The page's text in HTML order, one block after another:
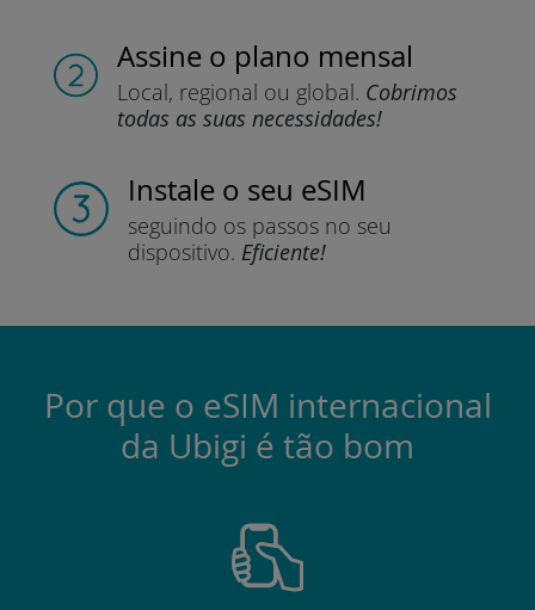
Assine o plano mensal
Local, regional ou global. Cobrimos
todas as suas necessidades!
Instale o seu eSIM
seguindo os passos no seu
dispositivo. Eficiente!
Por que o eSIM internacional
da Ubigi é tão bom